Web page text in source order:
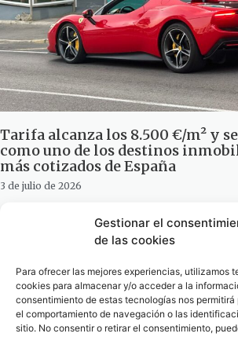
Gestionar el
de las cookies
Para ofrecer las mejores experiencias, utilizamos
cookies para almacenar y/o acceder a la
consentimiento de estas tecnologías nos
el comportamiento de navegación o las
sitio. No consentir o retirar el consentimiento,
Tarifa alcanza los 8.500 €/m² y
como uno de los destinos
más cotizados de España
3 de julio de 2026